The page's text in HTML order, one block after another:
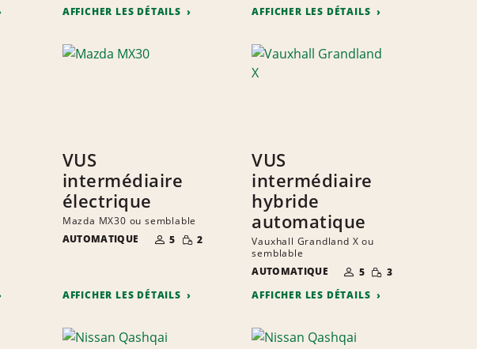
AFFICHER LES DÉTAILS
AFFICHER LES DÉTAILS
VUS
intermédiaire
électrique
Mazda MX30 ou semblable
AUTOMATIQUE
NOMBRE DE
PERSONNES
5 QUANTITÉ
RÉDUITE
2
AFFICHER LES DÉTAILS
VUS
intermédiaire
hybride
automatique
Vauxhall Grandland X ou
semblable
AUTOMATIQUE
NOMBRE DE
PERSONNES
5 QUANTITÉ
RÉDUITE
3
AFFICHER LES DÉTAILS